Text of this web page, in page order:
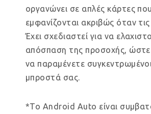
οργανώνει σε απλές κάρτες που
εμφανίζονται ακριβώς όταν τις
Έχει σχεδιαστεί για να
απόσπαση της προσοχής, ώστε
να παραμένετε
μπροστά σας.
*Το Android Auto είναι